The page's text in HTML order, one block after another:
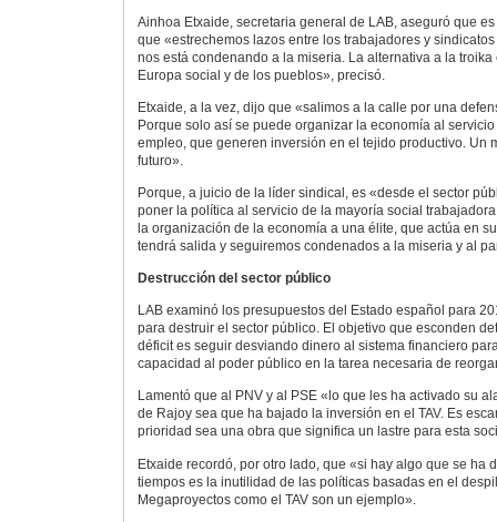
Ainhoa Etxaide, secretaria general de LAB, aseguró que
que «estrechemos lazos entre los trabajadores y
nos está condenando a la miseria. La alternativa a la
Europa social y de los pueblos», precisó.
Etxaide, a la vez, dijo que «salimos a la calle por una
Porque solo así se puede organizar la economía al
empleo, que generen inversión en el tejido productivo. Un
futuro».
Porque, a juicio de la líder sindical, es «desde el sector
poner la política al servicio de la mayoría social
la organización de la economía a una élite, que actúa en
tendrá salida y seguiremos condenados a la miseria y al
Destrucción del sector público
LAB examinó los presupuestos del Estado español para
para destruir el sector público. El objetivo que esconden
déficit es seguir desviando dinero al sistema financiero
capacidad al poder público en la tarea necesaria de
Lamentó que al PNV y al PSE «lo que les ha activado su
de Rajoy sea que ha bajado la inversión en el TAV. Es
prioridad sea una obra que significa un lastre para esta
Etxaide recordó, por otro lado, que «si hay algo que se ha
tiempos es la inutilidad de las políticas basadas en el
Megaproyectos como el TAV son un ejemplo».